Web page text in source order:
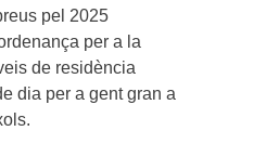
pel 2025
per a la
de residència
dia per a gent gran a